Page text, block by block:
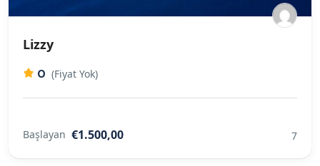
Lizzy
0 (Fiyat Yok)
Başlayan €1.500,00 7